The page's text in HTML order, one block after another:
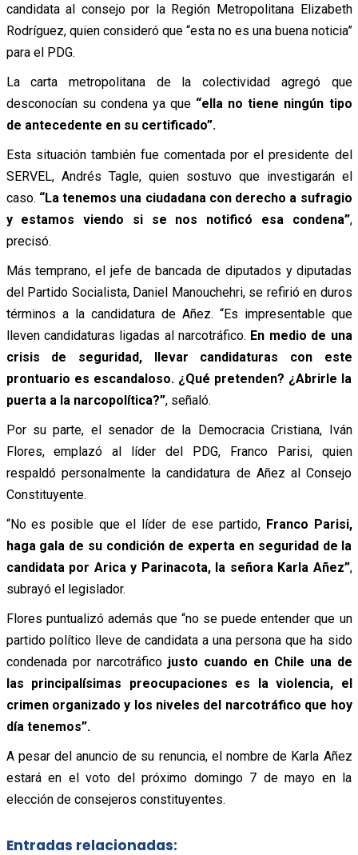
candidata al consejo por la Región Metropolitana Elizabeth
Rodríguez, quien consideró que “esta no es una buena noticia”
para el PDG.
La carta metropolitana de la colectividad agregó que
desconocían su condena ya que “ella no tiene ningún tipo
de antecedente en su certificado”.
Esta situación también fue comentada por el presidente del
SERVEL, Andrés Tagle, quien sostuvo que investigarán el
caso. “La tenemos una ciudadana con derecho a sufragio
y estamos viendo si se nos notificó esa condena”,
precisó.
Más temprano, el jefe de bancada de diputados y diputadas
del Partido Socialista, Daniel Manouchehri, se refirió en duros
términos a la candidatura de Añez. “Es impresentable que
lleven candidaturas ligadas al narcotráfico. En medio de una
crisis de seguridad, llevar candidaturas con este
prontuario es escandaloso. ¿Qué pretenden? ¿Abrirle la
puerta a la narcopolítica?”, señaló.
Por su parte, el senador de la Democracia Cristiana, Iván
Flores, emplazó al líder del PDG, Franco Parisi, quien
respaldó personalmente la candidatura de Añez al Consejo
Constituyente.
“No es posible que el líder de ese partido, Franco Parisi,
haga gala de su condición de experta en seguridad de la
candidata por Arica y Parinacota, la señora Karla Añez”,
subrayó el legislador.
Flores puntualizó además que “no se puede entender que un
partido político lleve de candidata a una persona que ha sido
condenada por narcotráficojusto cuando en Chile una de
las principalísimas preocupaciones es la violencia, el
crimen organizado y los niveles del narcotráfico que hoy
día tenemos”.
A pesar del anuncio de su renuncia, el nombre de Karla Añez
estará en el voto del próximo domingo 7 de mayo en la
elección de consejeros constituyentes.
Entradas relacionadas: